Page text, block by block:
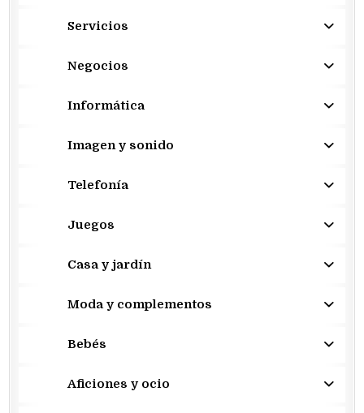
Servicios
Negocios
Informática
Imagen y sonido
Telefonía
Juegos
Casa y jardín
Moda y complementos
Bebés
Aficiones y ocio